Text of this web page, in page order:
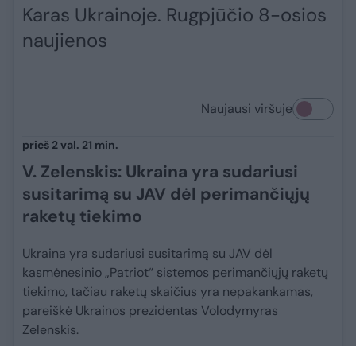
Karas Ukrainoje. Rugpjūčio 8-osios
naujienos
Naujausi viršuje
prieš 2 val. 21 min.
V. Zelenskis: Ukraina yra sudariusi
susitarimą su JAV dėl perimančiųjų
raketų tiekimo
Ukraina yra sudariusi susitarimą su JAV dėl
kasmėnesinio „Patriot“ sistemos perimančiųjų raketų
tiekimo, tačiau raketų skaičius yra nepakankamas,
pareiškė Ukrainos prezidentas Volodymyras
Zelenskis.